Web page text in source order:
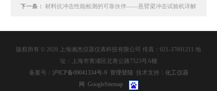
下一条：材料抗冲击性能检测的可靠伙伴——悬臂梁冲击试验机详解
版权所有 © 2026 上海湘杰仪器仪表科技有限公司 传真：021-37691211 地
址：上海市青浦区北青公路7523号A幢
备案号： 沪ICP备09041334号-9 管理登陆 技术支持： 化工仪器
网 GoogleSitemap